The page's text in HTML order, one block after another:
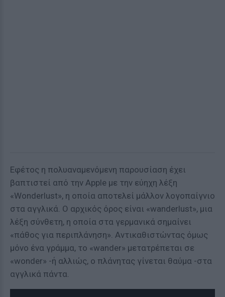
Εφέτος η πολυαναμενόμενη παρουσίαση έχει
βαπτιστεί από την Apple με την εύηχη λέξη
«Wonderlust», η οποία αποτελεί μάλλον λογοπαίγνιο
στα αγγλικά. Ο αρχικός όρος είναι «wanderlust», μια
λέξη σύνθετη, η οποία στα γερμανικά σημαίνει
«πάθος για περιπλάνηση». Αντικαθιστώντας όμως
μόνο ένα γράμμα, το «wander» μετατρέπεται σε
«wonder» -ή αλλιώς, ο πλάνητας γίνεται θαύμα -στα
αγγλικά πάντα.